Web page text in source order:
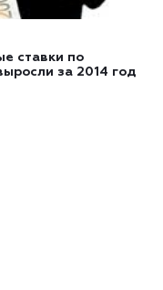
ставки по
за 2014 год